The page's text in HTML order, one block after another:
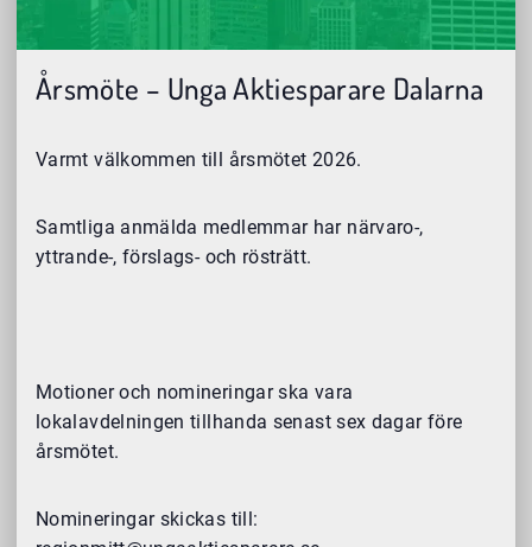
Årsmöte – Unga Aktiesparare Dalarna
Varmt välkommen till årsmötet 2026.
Samtliga anmälda medlemmar har närvaro-,
yttrande-, förslags- och rösträtt.
Motioner och nomineringar ska vara
lokalavdelningen tillhanda senast sex dagar före
årsmötet.
Nomineringar skickas till: